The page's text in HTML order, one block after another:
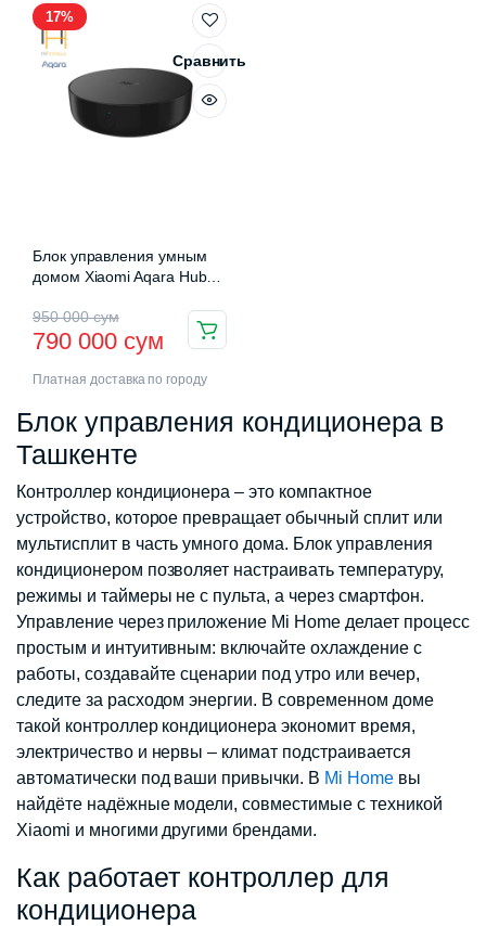
17%
Сравнить
Блок управления умным
домом Xiaomi Aqara Hub
950 000сум
Первоначальная
цена
составляла
950
000 сум.
790 000 сум
Текущая
цена:
790
000 сум.
Платная доставка по городу
Блок управления кондиционера в
Ташкенте
Контроллер кондиционера – это компактное
устройство, которое превращает обычный сплит или
мультисплит в часть умного дома. Блок управления
кондиционером позволяет настраивать температуру,
режимы и таймеры не с пульта, а через смартфон.
Управление через приложение Mi Home делает процесс
простым и интуитивным: включайте охлаждение с
работы, создавайте сценарии под утро или вечер,
следите за расходом энергии. В современном доме
такой контроллер кондиционера экономит время,
электричество и нервы – климат подстраивается
автоматически под ваши привычки. В Mi Homeвы
найдёте надёжные модели, совместимые с техникой
Xiaomi и многими другими брендами.
Как работает контроллер для
кондиционера